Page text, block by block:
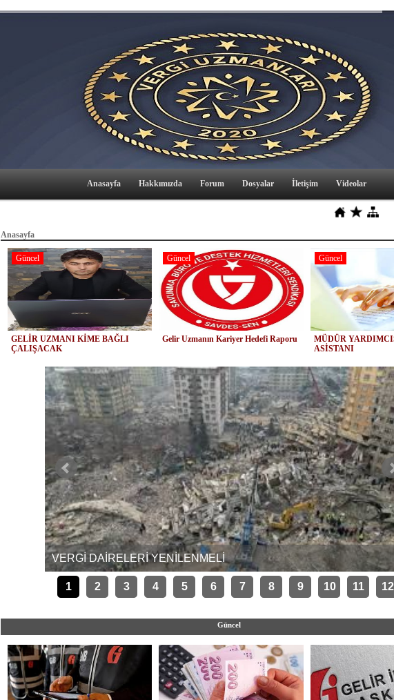
Anasayfa Hakkımızda Forum Dosyalar İletişim Videolar
Anasayfa
Güncel
GELİR UZMANI KİME BAĞLI
ÇALIŞACAK
Güncel
Gelir Uzmanın Kariyer Hedefi Raporu
Güncel
MÜDÜR
ASİSTANI
VERGİ DAİRELERİ YENİLENMELİ
1 2 3 4 5 6 7 8 9 10 11 12
Güncel